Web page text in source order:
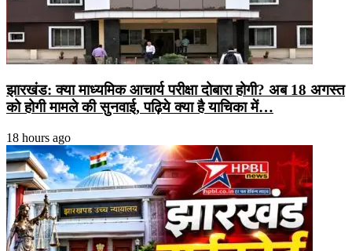
झारखंड: क्या माध्यमिक आचार्य परीक्षा दोबारा होगी? अब 18 अगस्त
को होगी मामले की सुनवाई, पढ़िये क्या है याचिका में…
18 hours ago